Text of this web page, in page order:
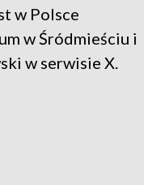
w Polsce
w Śródmieściu i
w serwisie X.